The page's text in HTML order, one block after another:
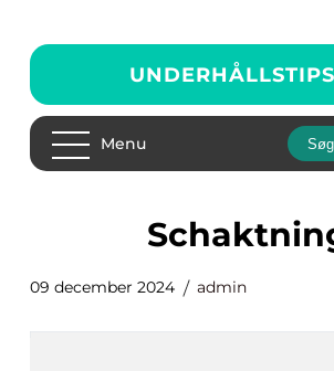
Menu
09 december 2024 admin